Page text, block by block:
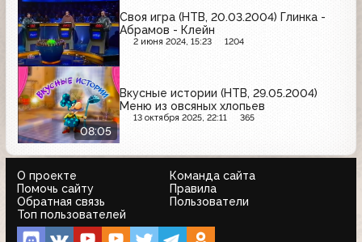
Своя игра (НТВ, 20.03.2004) Глинка -
Абрамов - Клейн
2 июня 2024, 15:23 1204
08:05
Вкусные истории (НТВ, 29.05.2004)
Меню из овсяных хлопьев
13 октября 2025, 22:11 365
О проекте
Команда сайта
Помочь сайту
Правила
Обратная связь
Пользователи
Топ пользователей